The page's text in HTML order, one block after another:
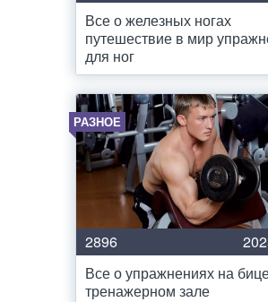
Все о железных ногах
путешествие в мир
для ног
РАЗНОЕ
2896
Все о упражнениях на
тренажерном зале